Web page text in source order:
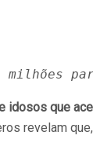
milhões
idosos que
revelam